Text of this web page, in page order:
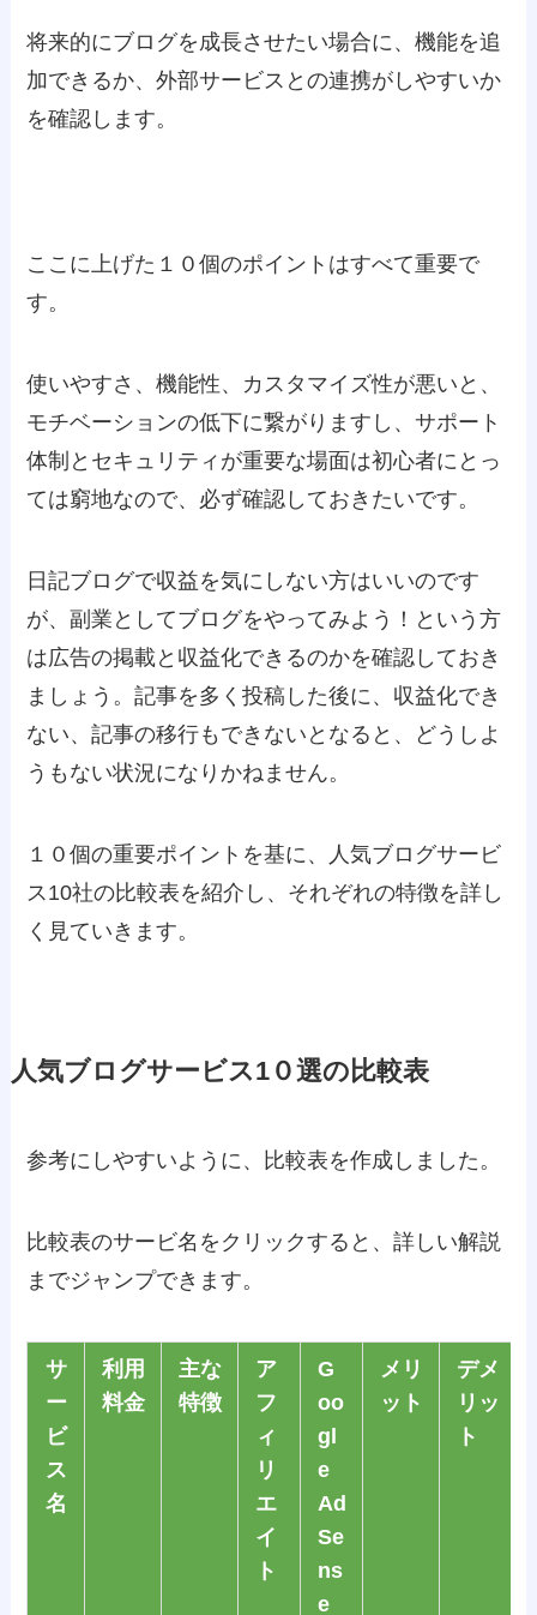
将来的にブログを成長させたい場合に、機能を追
加できるか、外部サービスとの連携がしやすいか
を確認します。
ここに上げた１０個のポイントはすべて重要で
す。
使いやすさ、機能性、カスタマイズ性が悪いと、
モチベーションの低下に繋がりますし、サポート
体制とセキュリティが重要な場面は初心者にとっ
ては窮地なので、必ず確認しておきたいです。
日記ブログで収益を気にしない方はいいのです
が、副業としてブログをやってみよう！という方
は広告の掲載と収益化できるのかを確認しておき
ましょう。記事を多く投稿した後に、収益化でき
ない、記事の移行もできないとなると、どうしよ
うもない状況になりかねません。
１０個の重要ポイントを基に、人気ブログサービ
ス10社の比較表を紹介し、それぞれの特徴を詳し
く見ていきます。
人気ブログサービス1０選の比較表
参考にしやすいように、比較表を作成しました。
比較表のサービ名をクリックすると、詳しい解説
までジャンプできます。
サ
ー
ビ
ス
名
利用
料金
主な
特徴
ア
フ
ィ
リ
エ
イ
ト
G
oo
gl
e
Ad
Se
ns
e
メリ
ット
デメ
リッ
ト